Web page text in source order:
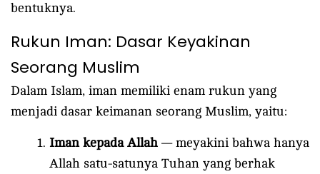
bentuknya.
Rukun Iman: Dasar Keyakinan
Seorang Muslim
Dalam Islam, iman memiliki enam rukun yang
menjadi dasar keimanan seorang Muslim, yaitu:
Iman kepada Allah — meyakini bahwa hanya
Allah satu-satunya Tuhan yang berhak